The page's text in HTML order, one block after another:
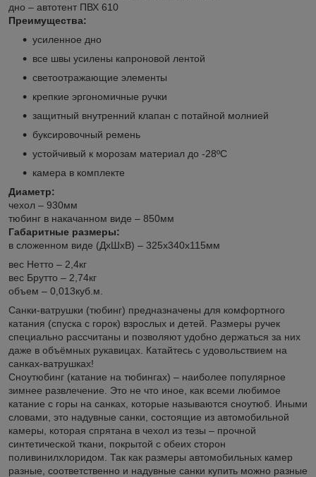
дно – автотент ПВХ 610
Преимущества:
усиленное дно
все швы усилены капроновой лентой
светоотражающие элементы
крепкие эргономичные ручки
защитный внутренний клапан с потайной молнией
буксировочный ремень
устойчивый к морозам материал до -28ºС
камера в комплекте
Диаметр:
чехол – 930мм
тюбинг в накачанном виде – 850мм
Габаритные размеры:
в сложенном виде (ДхШхВ) – 325х340х115мм
вес Нетто – 2,4кг
вес Брутто – 2,74кг
объем – 0,013куб.м.
Санки-ватрушки (тюбинг) предназначены для комфортного
катания (спуска с горок) взрослых и детей. Размеры ручек
специально рассчитаны и позволяют удобно держаться за них
даже в объёмных рукавицах. Катайтесь с удовольствием на
санках-ватрушках!
Сноутюбинг (катание на тюбингах) – наиболее популярное
зимнее развлечение. Это не что иное, как всеми любимое
катание с горы на санках, которые называются сноутюб. Иными
словами, это надувные санки, состоящие из автомобильной
камеры, которая спрятана в чехол из тезы – прочной
синтетической ткани, покрытой с обеих сторон
поливинилхлоридом. Так как размеры автомобильных камер
разные, соответственно и надувные санки купить можно разные